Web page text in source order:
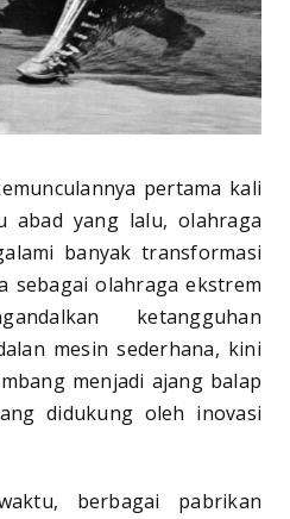
pertama kali
abad yang lalu, olahraga
banyak transformasi
sebagai olahraga ekstrem
ketangguhan
mesin sederhana, kini
menjadi ajang balap
didukung oleh inovasi
berbagai pabrikan